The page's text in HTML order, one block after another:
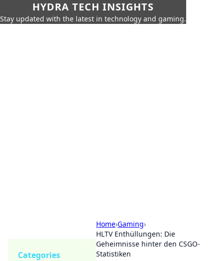
HYDRA TECH INSIGHTS
Stay updated with the latest in technology and gaming.
Home›Gaming›
HLTV Enthüllungen: Die
Geheimnisse hinter den CSGO-
Statistiken
Categories